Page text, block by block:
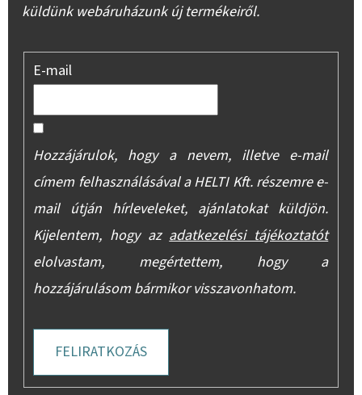
küldünk webáruházunk új termékeiről.
E-mail
Hozzájárulok, hogy a nevem, illetve e-mail
címem felhasználásával a HELTI Kft. részemre e-
mail útján hírleveleket, ajánlatokat küldjön.
Kijelentem, hogy azadatkezelési tájékoztatót
elolvastam, megértettem, hogy a
hozzájárulásom bármikor visszavonhatom.
FELIRATKOZÁS